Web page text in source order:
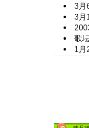
3月
3月
歌
1月